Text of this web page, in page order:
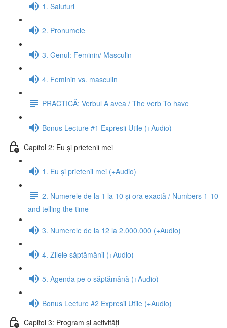
1. Saluturi
2. Pronumele
3. Genul: Feminin/ Masculin
4. Feminin vs. masculin
PRACTICĂ: Verbul A avea / The verb To have
Bonus Lecture #1 Expresii Utile (+Audio)
Capitol 2: Eu și prietenii mei
1. Eu și prietenii mei (+Audio)
2. Numerele de la 1 la 10 și ora exactă / Numbers 1-10
and telling the time
3. Numerele de la 12 la 2.000.000 (+Audio)
4. Zilele săptămânii (+Audio)
5. Agenda pe o săptămână (+Audio)
Bonus Lecture #2 Expresii Utile (+Audio)
Capitol 3: Program și activități